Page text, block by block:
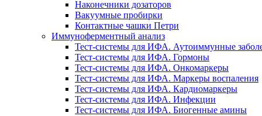
Наконечники дозаторов
Вакуумные пробирки
Контактные чашки Петри
Иммуноферментный анализ
Тест-системы для ИФА. Аутоиммунные
Тест-системы для ИФА. Гормоны
Тест-системы для ИФА. Онкомаркеры
Тест-системы для ИФА. Маркеры воспаления
Тест-системы для ИФА. Кардиомаркеры
Тест-системы для ИФА. Инфекции
Тест-системы для ИФА. Биогенные амины